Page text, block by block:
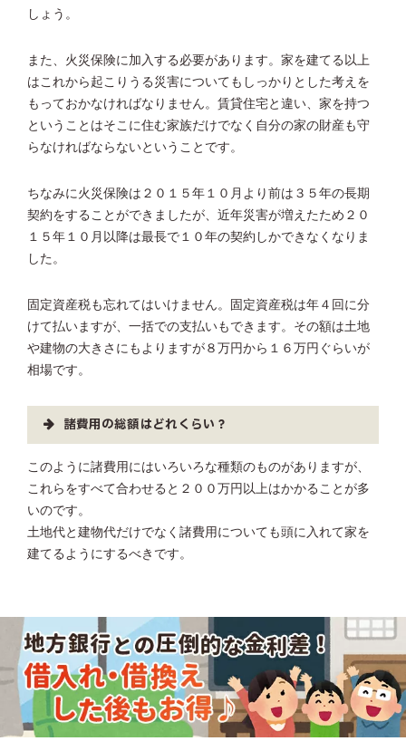
しょう。
また、火災保険に加入する必要があります。家を建てる以上
はこれから起こりうる災害についてもしっかりとした考えを
もっておかなければなりません。賃貸住宅と違い、家を持つ
ということはそこに住む家族だけでなく自分の家の財産も守
らなければならないということです。
ちなみに火災保険は２０１５年１０月より前は３５年の長期
契約をすることができましたが、近年災害が増えたため２０
１５年１０月以降は最長で１０年の契約しかできなくなりま
した。
固定資産税も忘れてはいけません。固定資産税は年４回に分
けて払いますが、一括での支払いもできます。その額は土地
や建物の大きさにもよりますが８万円から１６万円ぐらいが
相場です。
諸費用の総額はどれくらい？
このように諸費用にはいろいろな種類のものがありますが、
これらをすべて合わせると２００万円以上はかかることが多
いのです。
土地代と建物代だけでなく諸費用についても頭に入れて家を
建てるようにするべきです。